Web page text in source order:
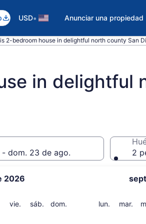
USD• Anunciar una propiedad
2-bedroom house in delightful north county San
in delightful
dom. 23 de ago.
2026
jueves
vie. viernes
sáb. sábado
dom. lun. lunesmar.
2